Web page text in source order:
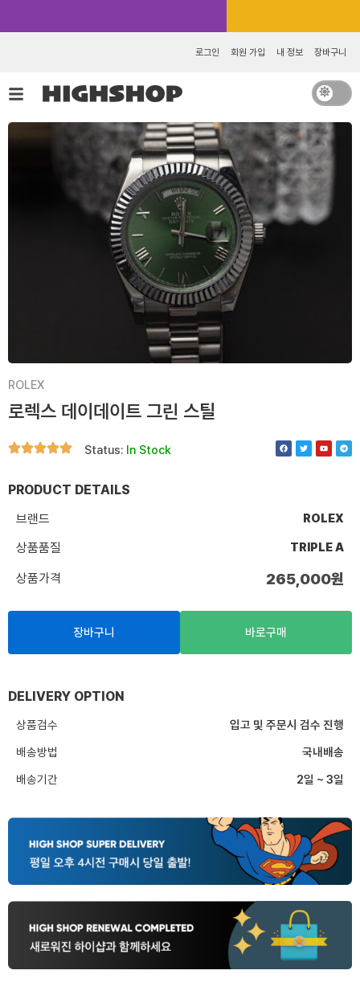
건
너
뛰
로그인 회원 가입 내 정보 장바구니
ROLEX
로렉스 데이데이트 그린 스틸
Status: In Stock
F
a
c
T
w
i
Y
o
u
T
e
l
PRODUCT DETAILS
브랜드
ROLEX
상품품질 TRIPLE A
상품가격 265,000원
장바구니 바로구매
DELIVERY OPTION
상품검수
입고 및 주문시 검수 진행
배송방법
국내배송
배송기간
2일 ~ 3일